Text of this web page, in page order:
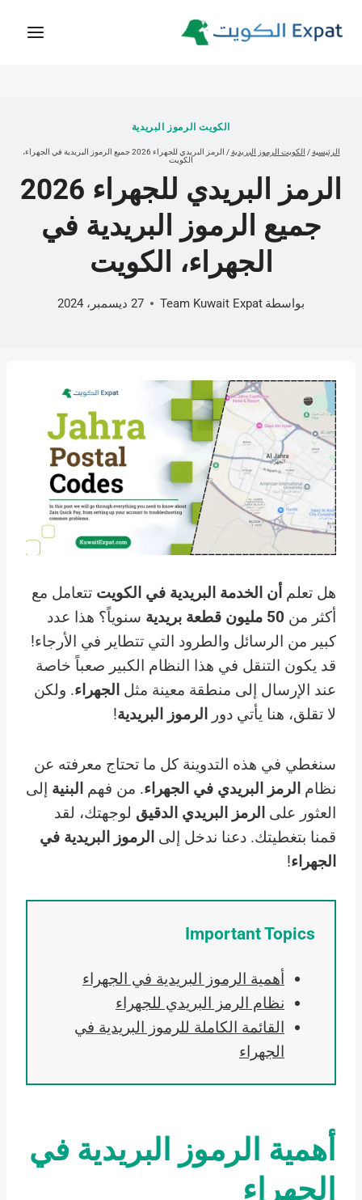
إلى
الكويت الرموز البريدية
الرئيسية / الكويت الرموز البريدية /
الرمز البريدي للجهراء 2026 جميع الرموز البريدية في الجهراء،
الكويت
الرمز البريدي للجهراء 2026
جميع الرموز البريدية في
الجهراء، الكويت
بواسطة Team Kuwait Expat 27 ديسمبر، 2024
هل تعلم أن الخدمة البريدية في الكويت تتعامل مع
أكثر من 50 مليون قطعة بريدية
سنوياً؟ هذا عدد
كبير من الرسائل والطرود التي تتطاير في الأرجاء!
قد يكون التنقل في هذا النظام الكبير صعباً خاصة
عند الإرسال إلى منطقة معينة مثل الجهراء. ولكن
لا تقلق، هنا يأتي دور
الرموز البريدية!
سنغطي في هذه التدوينة كل ما تحتاج معرفته عن
نظام الرمز البريدي في الجهراء. من فهم البنية إلى
العثور على الرمز البريدي الدقيق لوجهتك، لقد
قمنا بتغطيتك. دعنا ندخل إلى الرموز البريدية في
الجهراء!
Important Topics
أهمية الرموز البريدية في الجهراء
نظام الرمز البريدي للجهراء
القائمة الكاملة للرموز البريدية في
الجهراء
أهمية الرموز البريدية في
الجهراء